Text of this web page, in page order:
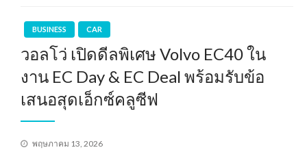
BUSINESS CAR
วอลโว่ เปิดดีลพิเศษ Volvo EC40 ใน
งาน EC Day & EC Deal พร้อมรับข้อ
เสนอสุดเอ็กซ์คลูซีฟ
Posted
พฤษภาคม 13, 2026